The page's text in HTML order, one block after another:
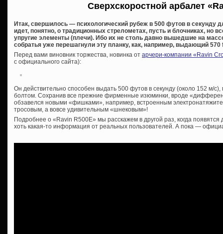
Сверхскоростной арбалет
Итак, свершилось — психологический рубеж в 500 футов в секунду
идет, понятно, о традиционных стрелометах, пусть и блочниках, но
упругие элементы (плечи). Ибо их не столь давно вышедшие на
собратья уже перешагнули эту планку, как, например, выдающий 570
Перед вами виновник торжества, новинка от арчери-компании «Ravin
с официального сайта):
Он действительно способен выдать 500 футов в секунду (около 152 м/
болтом. Сохранив все прежние фирменные изюминки, вроде
обзавелся новыми «фишками», например, встроенным
тросовым, а вовсе удивительным «шнековым»!
Подробнее о «Ravin R500E» мы расскажем в другой раз, когда
хоть какая-то информация от реальных пользователей. А пока —